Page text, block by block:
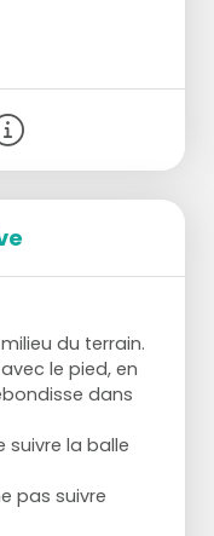
du terrain.
le pied, en
dans
suivre la balle
pas suivre